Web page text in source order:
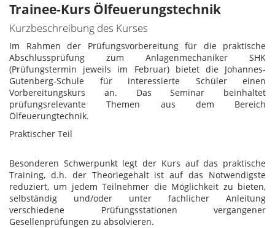
Trainee-Kurs Ölfeuerungstechnik
Kurzbeschreibung des Kurses
Im Rahmen der Prüfungsvorbereitung für die praktische
Abschlussprüfung zum Anlagenmechaniker SHK
(Prüfungstermin jeweils im Februar) bietet die Johannes-
Gutenberg-Schule für interessierte Schüler einen
Vorbereitungskurs an. Das Seminar beinhaltet
prüfungsrelevante Themen aus dem Bereich
Ölfeuerungtechnik.
Praktischer Teil
Besonderen Schwerpunkt legt der Kurs auf das praktische
Training, d.h. der Theoriegehalt ist auf das Notwendigste
reduziert, um jedem Teilnehmer die Möglichkeit zu bieten,
selbständig und/oder unter fachlicher Anleitung
verschiedene Prüfungsstationen vergangener
Gesellenprüfungen zu absolvieren.